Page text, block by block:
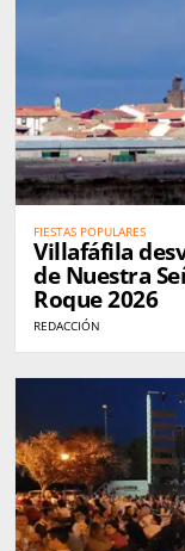
FIESTAS POPULARES
Villafáfila
de Nuestra
Roque 2026
REDACCIÓN